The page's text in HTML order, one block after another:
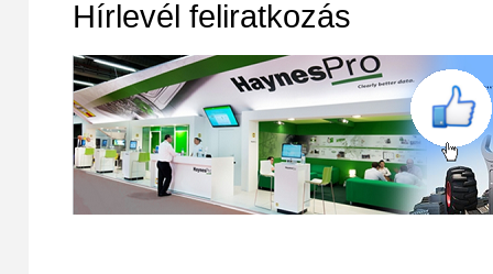
Hírlevél feliratkozás